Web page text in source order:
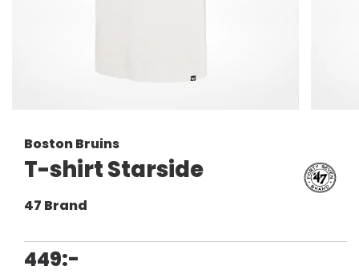
Boston Bruins
T-shirt Starside
47 Brand
449:-